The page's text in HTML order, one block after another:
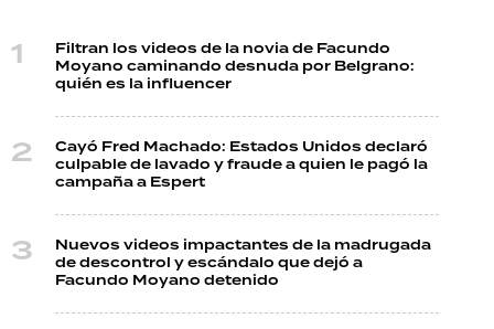
Filtran los videos de la novia de Facundo
Moyano caminando desnuda por Belgrano:
quién es la influencer
Cayó Fred Machado: Estados Unidos declaró
culpable de lavado y fraude a quien le pagó la
campaña a Espert
Nuevos videos impactantes de la madrugada
de descontrol y escándalo que dejó a
Facundo Moyano detenido